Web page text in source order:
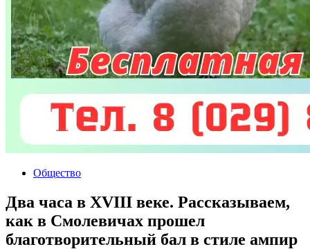
Общество
Два часа в XVIII веке. Рассказываем,
как в Смолевичах прошел
благотворительный бал в стиле ампир